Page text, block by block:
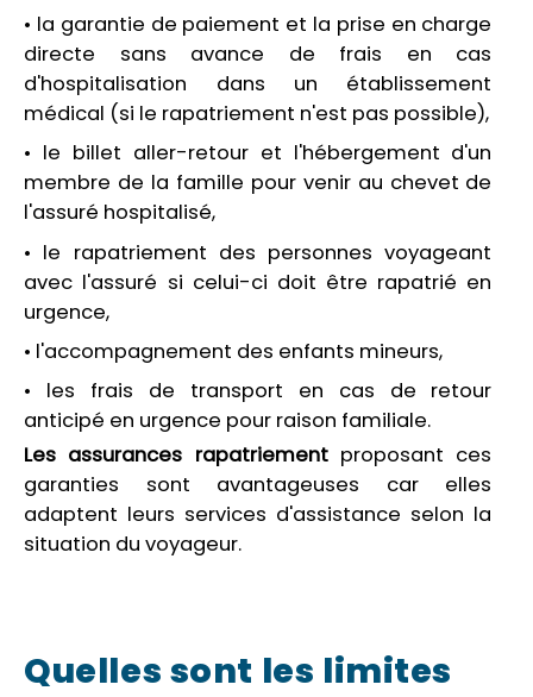
• la garantie de paiement et la prise en charge
directe sans avance de frais en cas
d'hospitalisation dans un établissement
médical (si le rapatriement n'est pas possible),
• le billet aller-retour et l'hébergement d'un
membre de la famille pour venir au chevet de
l'assuré hospitalisé,
• le rapatriement des personnes voyageant
avec l'assuré si celui-ci doit être rapatrié en
urgence,
• l'accompagnement des enfants mineurs,
• les frais de transport en cas de retour
anticipé en urgence pour raison familiale.
Les assurances rapatriementproposant ces
garanties sont avantageuses car elles
adaptent leurs services d'assistance selon la
situation du voyageur.
Quelles sont les limites